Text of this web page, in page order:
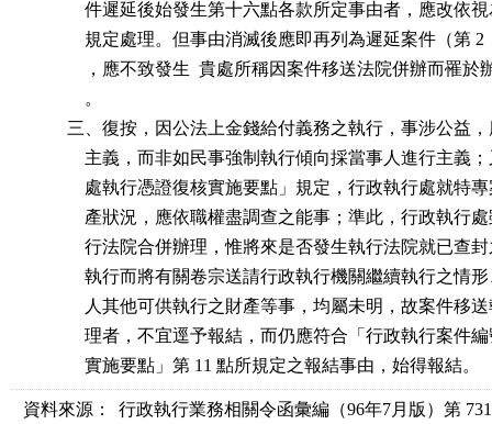
件遲延後始發生第十六點各款所定事由者，應改依
規定處理。但事由消滅後應即再列為遲延案件（第
，應不致發生  貴處所稱因案件移送法院併辦而罹
              。
三、復按，因公法上金錢給付義務之執行，事涉公益
主義，而非如民事強制執行傾向採當事人進行主義
處執行憑證復核實施要點」規定，行政執行處就特
產狀況，應依職權盡調查之能事；準此，行政執行
行法院合併辦理，惟將來是否發生執行法院就已查
執行而將有關卷宗送請行政執行機關繼續執行之情
人其他可供執行之財產等事，均屬未明，故案件移
理者，不宜逕予報結，而仍應符合「行政執行案件
              實施要點」第 11 點所規定之報結事由，始得報結。
資料來源： 行政執行業務相關令函彙編（96年7月版）第